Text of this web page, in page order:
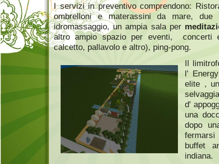
I servizi in preventivo comprendono:
ombrelloni e materassini da mare,
idromassaggio, un ampia sala per
altro ampio spazio per eventi, concerti
calcetto, pallavolo e altro), ping-pong.
Il
l'
elite ,
d'
una
dopo
fermarsi
buffet
indiana.